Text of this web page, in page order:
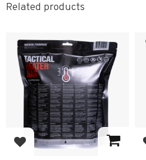
Related products
Add to favorites